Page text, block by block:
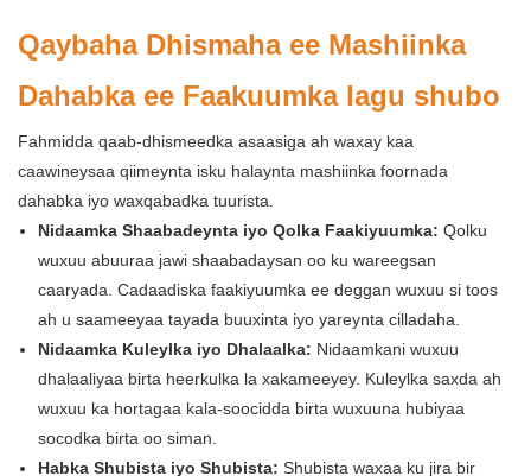
Qaybaha Dhismaha ee Mashiinka
Dahabka ee Faakuumka lagu shubo
Fahmidda qaab-dhismeedka asaasiga ah waxay kaa
caawineysaa qiimeynta isku halaynta mashiinka foornada
dahabka iyo waxqabadka tuurista.
Nidaamka Shaabadeynta iyo Qolka Faakiyuumka: Qolku
wuxuu abuuraa jawi shaabadaysan oo ku wareegsan
caaryada. Cadaadiska faakiyuumka ee deggan wuxuu si toos
ah u saameeyaa tayada buuxinta iyo yareynta cilladaha.
Nidaamka Kuleylka iyo Dhalaalka: Nidaamkani wuxuu
dhalaaliyaa birta heerkulka la xakameeyey. Kuleylka saxda ah
wuxuu ka hortagaa kala-soocidda birta wuxuuna hubiyaa
socodka birta oo siman.
Habka Shubista iyo Shubista: Shubista waxaa ku jira bir